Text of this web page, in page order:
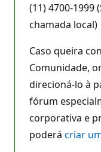
(11) 4700-1999
chamada local)
Caso queira
Comunidade,
direcioná-lo à
fórum
corporativa e
poderá criar